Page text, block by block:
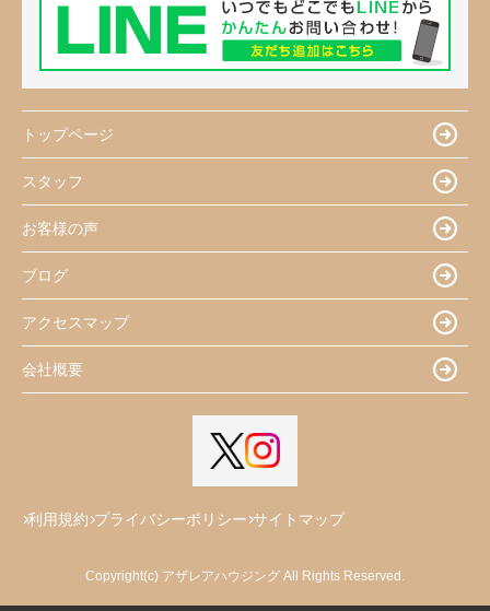
トップページ
スタッフ
お客様の声
ブログ
アクセスマップ
会社概要
利用規約 プライバシーポリシー サイトマップ
Copyright(c) アザレアハウジング All Rights Reserved.